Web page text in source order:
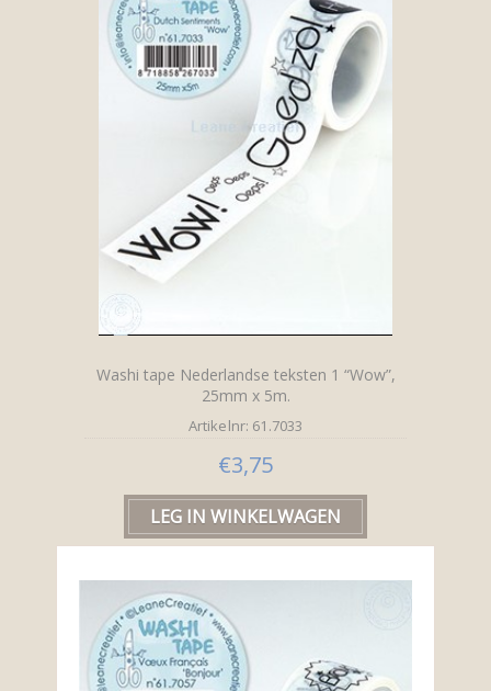
Washi tape Nederlandse teksten 1 “Wow”,
25mm x 5m.
Artikelnr: 61.7033
€3,75